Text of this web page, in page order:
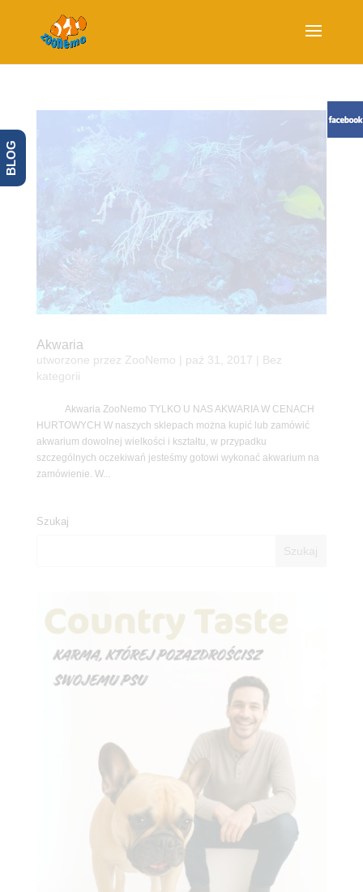
Akwaria
utworzone przez ZooNemo paź 31, 2017 | Bez
kategorii
Akwaria ZooNemo TYLKO U NAS AKWARIA W CENACH
HURTOWYCH W naszych sklepach można kupić lub zamówić
akwarium dowolnej wielkości i kształtu, w przypadku
szczególnych oczekiwań jesteśmy gotowi wykonać akwarium na
zamówienie. W...
Szukaj
BLOG